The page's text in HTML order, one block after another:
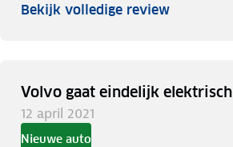
Bekijk volledige review
Volvo gaat eindelijk elektrisch
12 april 2021
Nieuwe auto